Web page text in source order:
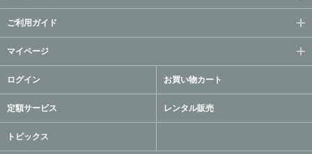
ご利用ガイド
マイページ
ログイン お買い物カート
定額サービス レンタル販売
トピックス